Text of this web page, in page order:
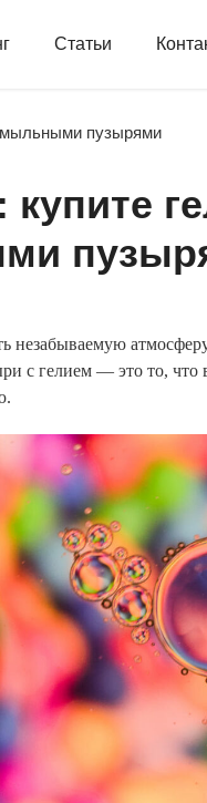
Статьи
мыльными пузырями
с гелием — это то,